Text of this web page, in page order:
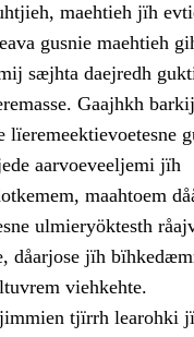
maehtieh jïh
gusnie maehtieh
sæjhta daejredh
Gaajhkh
aarvoeveeljemi jïh
maahtoem
ulmieryöktesth
dåarjose jïh
viehkehte.
tjïrrh learohki